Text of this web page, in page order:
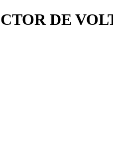
DE